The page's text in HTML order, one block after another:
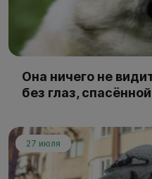
Она ничего не
без глаз,
27 июля